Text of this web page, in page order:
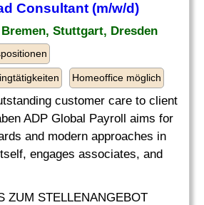
Consultant (m/w/d)
Stuttgart, Dresden
Homeoffice möglich
customer care to client
ADP Global Payroll aims for
and modern approaches in
engages associates, and
ZUM STELLENANGEBOT